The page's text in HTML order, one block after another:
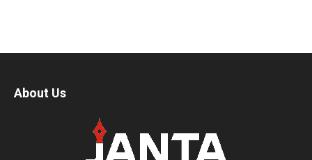
About Us